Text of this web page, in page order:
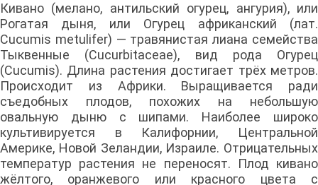
Кивано (мелано, антильский огурец, ангурия), или
Рогатая дыня, или Огурец африканский (лат.
Cucumis metulifer) — травянистая лиана семейства
Тыквенные (Cucurbitaceae), вид рода Огурец
(Cucumis). Длина растения достигает трёх метров.
Происходит из Африки. Выращивается ради
съедобных плодов, похожих на небольшую
овальную дыню с шипами. Наиболее широко
культивируется в Калифорнии, Центральной
Америке, Новой Зеландии, Израиле. Отрицательных
температур растения не переносят. Плод кивано
жёлтого, оранжевого или красного цвета с